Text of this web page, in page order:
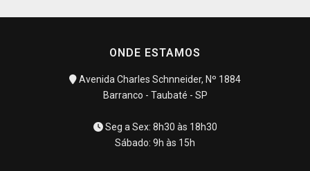
ONDE ESTAMOS
Avenida Charles Schnneider, Nº 1884
Barranco - Taubaté - SP
Seg a Sex: 8h30 às 18h30
Sábado: 9h às 15h